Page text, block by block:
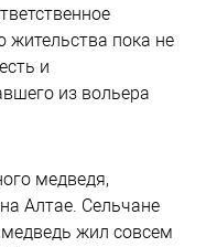
жительства пока не
и
из вольера
медведя,
Алтае. Сельчане
жил совсем